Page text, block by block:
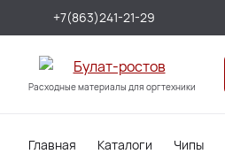
+7(863)241-21-29
Расходные материалы для оргтехники
Главная Каталоги Чипы